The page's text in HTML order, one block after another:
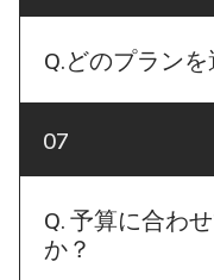
案内いたしますの
ら、お気軽にお問
が分かりやすくご
た犯行がほとんど
があります。
の車は簡単には盗
し、防犯性能だけ
にもこだわってい
一台一台に最適な
に、ユピテル製の
現在主流となって
ュレーター（ゲー
したシステムです
性や制御方法にあ
リティです。一方
を2系統で構成でき
Q.どのプラン
わせて、最適なプ
PROTECTでは、
るユピテル製の
ります。 どのプラ
07
Q. 予算に合わ
か？